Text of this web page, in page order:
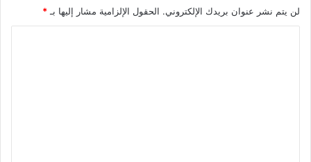
لن يتم نشر عنوان بريدك الإلكتروني. الحقول الإلزامية مشار إليها بـ *